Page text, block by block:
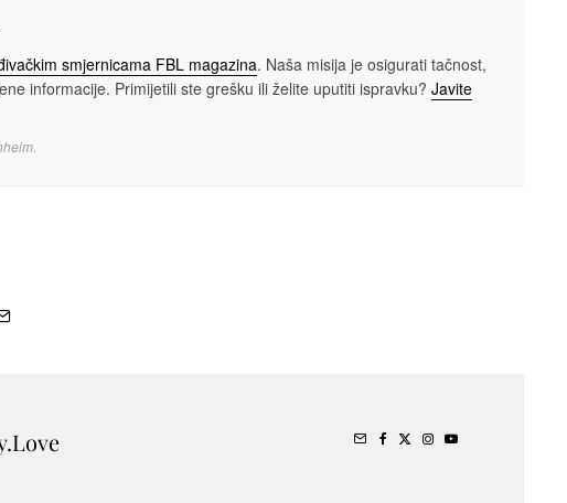
smjernicama FBL magazina. Naša misija je osigurati tačnost,
informacije. Primijetili ste grešku ili želite uputiti ispravku? Javite